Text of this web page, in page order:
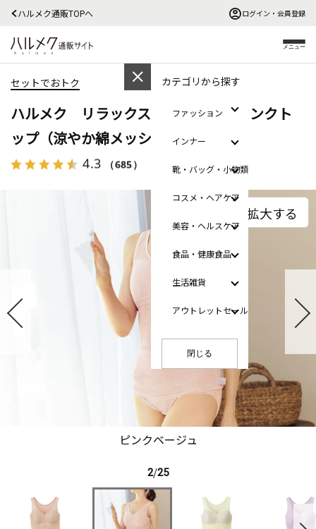
ハルメク通販TOPへ ログイン・会員登録
メニュー
カテゴリから探す
ファッション
インナー
靴・バッグ・小物類
コスメ・ヘアケア
美容・ヘルスケア
食品・健康食品
生活雑貨
アウトレットセール
閉じる
セットでおトク
ハルメク リラックス・カップ付きタンクト
ップ（涼やか綿メッシュ）
4.3 （685） レビューを見る
ピンクベージュ
拡大する
2/25